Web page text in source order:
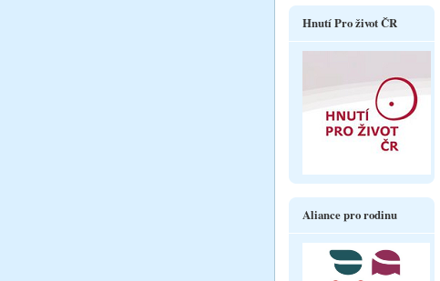
Hnutí Pro život ČR
Aliance pro rodinu